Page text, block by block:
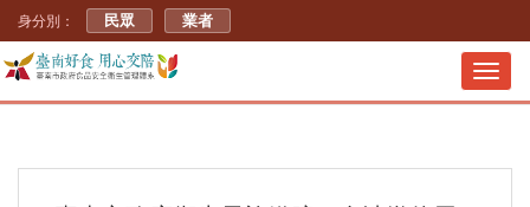
身分別： 民眾 業者